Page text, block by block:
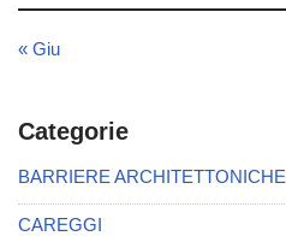
« Giu
Categorie
BARRIERE ARCHITETTONICHE
CAREGGI